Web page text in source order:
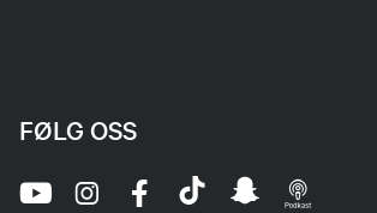
FØLG OSS